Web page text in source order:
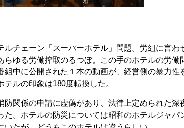
チェーン「スーパーホテル」問題。労組に言わ
ゆる労働搾取のるつぼ。この手のホテルの労働
中に公開された１本の動画が、経営側の暴力性
ルの印象は180度転換した。
関係の申請に虚偽があり、法律上定められた深
。ホテルの防災については昭和のホテルジャパ